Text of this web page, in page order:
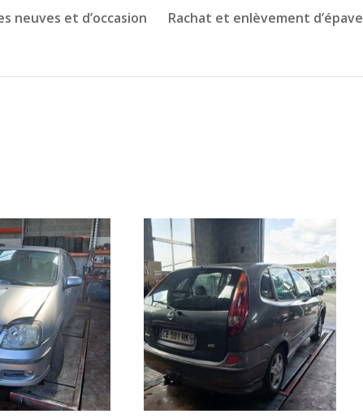
neuves et d’occasion Rachat et enlèvement d’épave